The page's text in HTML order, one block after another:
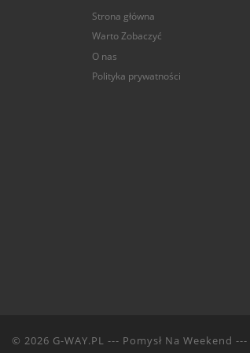
Strona główna
Warto Zobaczyć
O nas
Polityka prywatności
© 2026 G-WAY.PL --- Pomysł Na Weekend ---